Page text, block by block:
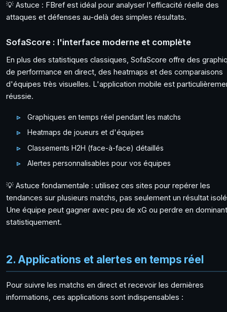
💡 Astuce : FBref est idéal pour analyser l'efficacité réelle des
attaques et défenses au-delà des simples résultats.
SofaScore : l'interface moderne et complète
En plus des statistiques classiques, SofaScore offre des
de performance en direct, des heatmaps et des comparaisons
d'équipes très visuelles. L'application mobile est
réussie.
Graphiques en temps réel pendant les matchs
Heatmaps de joueurs et d'équipes
Classements H2H (face-à-face) détaillés
Alertes personnalisables pour vos équipes
💡 Astuce fondamentale : utilisez ces sites pour repérer les
tendances sur plusieurs matchs, pas seulement un résultat
Une équipe peut gagner avec peu de xG ou perdre en dominant
statistiquement.
2. Applications et alertes en temps réel
Pour suivre les matchs en direct et recevoir les dernières
informations, ces applications sont indispensables :